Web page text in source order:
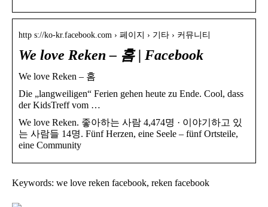
http s://ko-kr.facebook.com › 페이지 › 기타 › 커뮤니티
We love Reken – 홈 | Facebook
We love Reken – 홈
Die „langweiligen“ Ferien gehen heute zu Ende. Cool, dass
der KidsTreff vom …
We love Reken. 좋아하는 사람 4,474명 · 이야기하고 있
는 사람들 14명. Fünf Herzen, eine Seele – fünf Ortsteile,
eine Community
Keywords: we love reken facebook, reken facebook